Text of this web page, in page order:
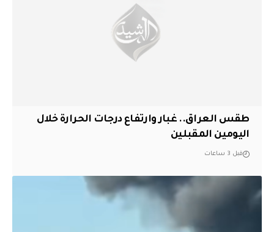
طقس العراق.. غبار وارتفاع درجات الحرارة خلال
اليومين المقبلين
قبل 3 ساعات